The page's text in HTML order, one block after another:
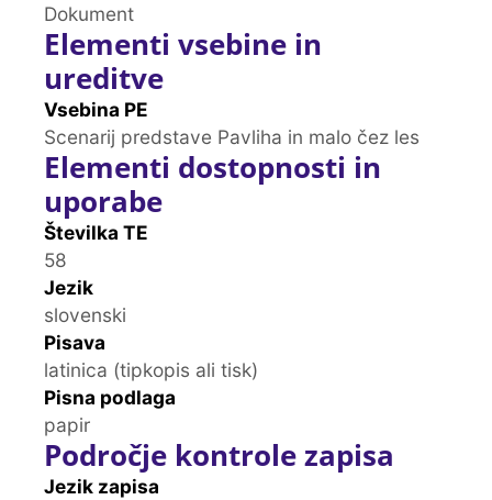
Dokument
Elementi vsebine in
ureditve
Vsebina PE
Scenarij predstave Pavliha in malo čez les
Elementi dostopnosti in
uporabe
Številka TE
58
Jezik
slovenski
Pisava
latinica (tipkopis ali tisk)
Pisna podlaga
papir
Področje kontrole zapisa
Jezik zapisa